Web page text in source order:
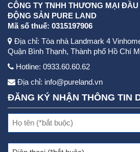
CÔNG TY TNHH THƯƠNG MẠI
ĐỘNG SẢN PURE LAND
Mã số thuế: 0315197906
Địa chỉ: Tòa nhà Landmark 4
Quận Bình Thạnh, Thành phố Hồ Chí
Hotline: 0933.60.60.62
Địa chỉ: info@pureland.vn
ĐĂNG KÝ NHẬN THÔNG TIN